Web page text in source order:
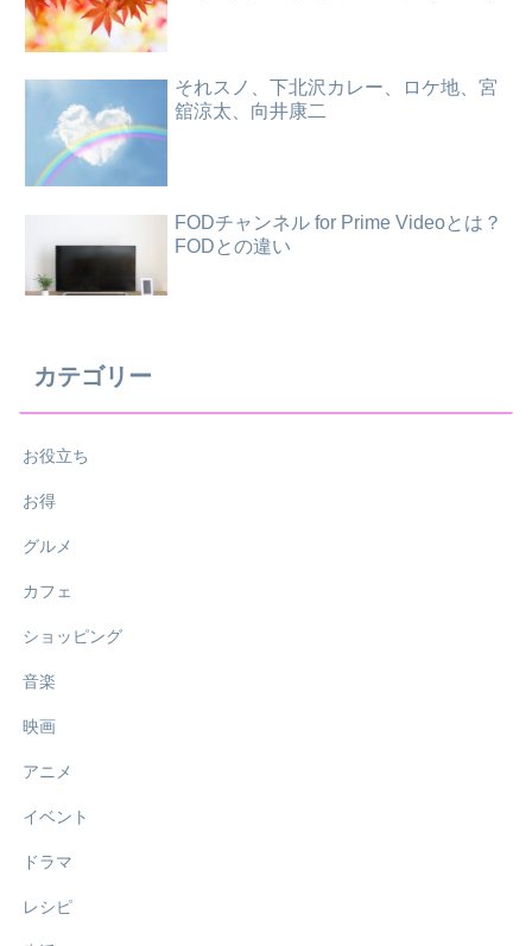
それスノ、下北沢カレー、ロケ地、宮
舘涼太、向井康二
FODチャンネル for Prime Videoとは？
FODとの違い
カテゴリー
お役立ち
お得
グルメ
カフェ
ショッピング
音楽
映画
アニメ
イベント
ドラマ
レシピ